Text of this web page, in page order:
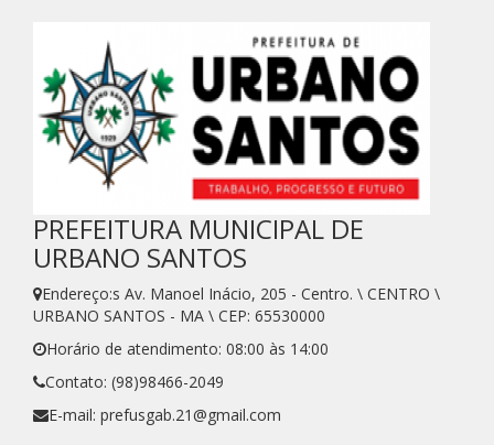
PREFEITURA MUNICIPAL DE
URBANO SANTOS
Endereço:s Av. Manoel Inácio, 205 - Centro. \ CENTRO \
URBANO SANTOS - MA \ CEP: 65530000
Horário de atendimento: 08:00 às 14:00
Contato: (98)98466-2049
E-mail: prefusgab.21@gmail.com